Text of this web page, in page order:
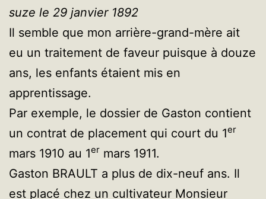
suze le 29 janvier 1892
Il semble que mon arrière-grand-mère ait
eu un traitement de faveur puisque à douze
ans, les enfants étaient mis en
apprentissage.
Par exemple, le dossier de Gaston contient
un contrat de placement qui court du 1er
mars 1910 au 1er mars 1911.
Gaston BRAULT a plus de dix-neuf ans. Il
est placé chez un cultivateur Monsieur